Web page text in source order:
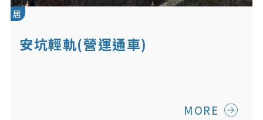
居
安坑輕軌(營運通車)
MORE